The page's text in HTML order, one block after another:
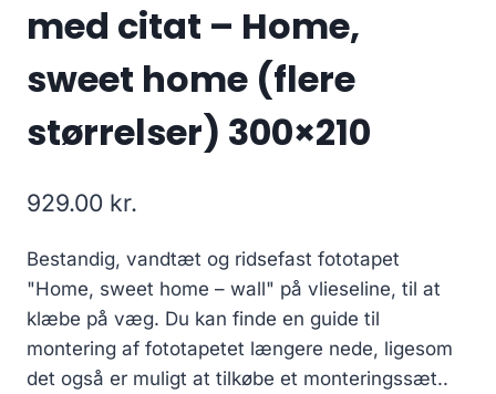
med citat – Home,
sweet home (flere
størrelser) 300×210
929.00 kr.
Bestandig, vandtæt og ridsefast fototapet
"Home, sweet home – wall" på vlieseline, til at
klæbe på væg. Du kan finde en guide til
montering af fototapetet længere nede, ligesom
det også er muligt at tilkøbe et monteringssæt..